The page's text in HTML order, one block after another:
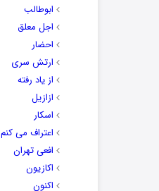
ابوطالب
اجل معلق
احضار
ارتش سری
از یاد رفته
ازازیل
اسکار
اعتراف می کنم
افعی تهران
اکازیون
اکنون